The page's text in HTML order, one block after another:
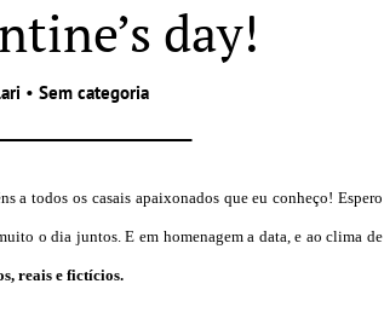
day!
• Sem categoria
a todos os casais apaixonados que eu conheço! Espero
o dia juntos. E em homenagem a data, e ao clima de
reais e fictícios.